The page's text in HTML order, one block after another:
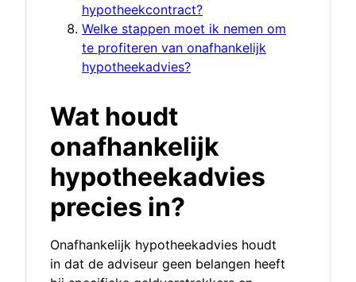
hypotheekcontract?
Welke stappen moet ik nemen om
te profiteren van onafhankelijk
hypotheekadvies?
Wat houdt
onafhankelijk
hypotheekadvies
precies in?
Onafhankelijk hypotheekadvies houdt
in dat de adviseur geen belangen heeft